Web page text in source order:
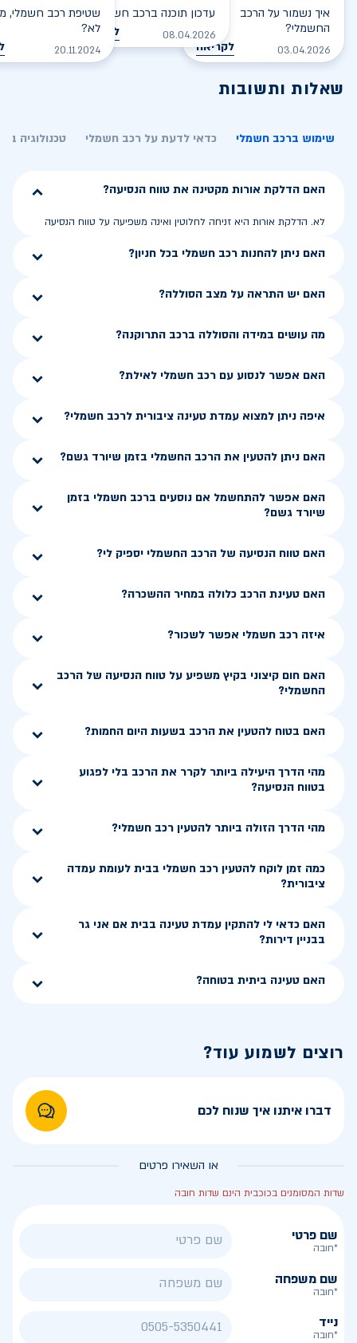
איך נשמור על הרכב
החשמלי?
03.04.2026 לקריאה
עדכון תוכנה ברכב חשמלי
08.04.2026 לקריאה
שטיפת רכב חשמלי,
לא?
20.11.2024
שאלות ותשובות
שימוש ברכב חשמלי כדאי לדעת על רכב חשמלי טכנולוגיה
האם הדלקת אורות מקטינה את טווח הנסיעה?
לא. הדלקת אורות היא זניחה לחלוטין ואינה משפיעה על טווח הנסיעה
האם ניתן להחנות רכב חשמלי בכל חניון?
האם יש התראה על מצב הסוללה?
מה עושים במידה והסוללה ברכב התרוקנה?
האם אפשר לנסוע עם רכב חשמלי לאילת?
איפה ניתן למצוא עמדת טעינה ציבורית לרכב חשמלי?
האם ניתן להטעין את הרכב החשמלי בזמן שיורד גשם?
האם אפשר להתחשמל אם נוסעים ברכב חשמלי בזמן
שיורד גשם?
האם טווח הנסיעה של הרכב החשמלי יספיק לי?
האם טעינת הרכב כלולה במחיר ההשכרה?
איזה רכב חשמלי אפשר לשכור?
האם חום קיצוני בקיץ משפיע על טווח הנסיעה של הרכב
החשמלי?
האם בטוח להטעין את הרכב בשעות היום החמות?
מהי הדרך היעילה ביותר לקרר את הרכב בלי לפגוע
בטווח הנסיעה?
מהי הדרך הזולה ביותר להטעין רכב חשמלי?
כמה זמן לוקח להטעין רכב חשמלי בבית לעומת עמדה
ציבורית?
האם כדאי לי להתקין עמדת טעינה בבית אם אני גר
בבניין דירות?
האם טעינה ביתית בטוחה?
רוצים לשמוע עוד?
דברו איתנו איך שנוח לכם
או השאירו פרטים
שדות המסומנים בכוכבית הינם שדות חובה
שם פרטי
*חובה
שם משפחה
*חובה
נייד
*חובה